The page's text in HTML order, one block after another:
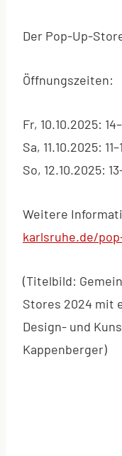
Der Pop-Up-
Öffnungszeiten:
Fr, 10.10.2025:
Sa, 11.10.2025:
So, 12.10.2025:
Weitere
karlsruhe.de/
(Titelbild:
Stores 2024 mit
Design- und
Kappenberger)